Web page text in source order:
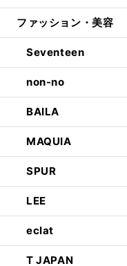
ファッション・美容
Seventeen
non-no
BAILA
MAQUIA
SPUR
LEE
eclat
T JAPAN